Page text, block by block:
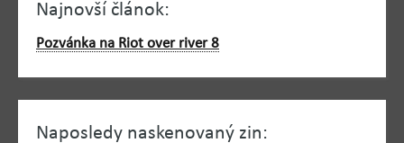
Najnovší článok:
Pozvánka na Riot over river 8
Naposledy naskenovaný zin: